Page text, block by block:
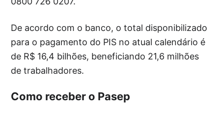
De acordo com o banco, o total disponibilizado
para o pagamento do PIS no atual calendário é
de R$ 16,4 bilhões, beneficiando 21,6 milhões
de trabalhadores.
Como receber o Pasep